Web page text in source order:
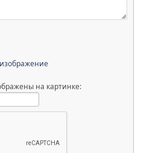
на картинке: